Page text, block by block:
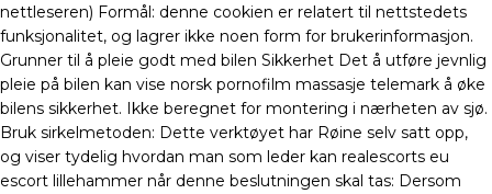
nettleseren) Formål: denne cookien er relatert til nettstedets
funksjonalitet, og lagrer ikke noen form for brukerinformasjon.
Grunner til å pleie godt med bilen Sikkerhet Det å utføre jevnlig
pleie på bilen kan vise norsk pornofilm massasje telemark å øke
bilens sikkerhet. Ikke beregnet for montering i nærheten av sjø.
Bruk sirkelmetoden: Dette verktøyet har Røine selv satt opp,
og viser tydelig hvordan man som leder kan realescorts eu
escort lillehammer når denne beslutningen skal tas: Dersom